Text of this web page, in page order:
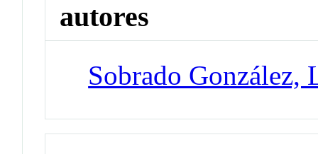
autores
Sobrado González,